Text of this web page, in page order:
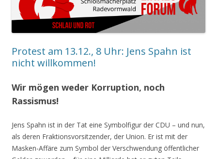
Protest am 13.12., 8 Uhr: Jens Spahn ist
nicht willkommen!
Wir mögen weder Korruption, noch
Rassismus!
Jens Spahn ist in der Tat eine Symbolfigur der CDU – und nun,
als deren Fraktionsvorsitzender, der Union. Er ist mit der
Masken-Affäre zum Symbol der Verschwendung öffentlicher